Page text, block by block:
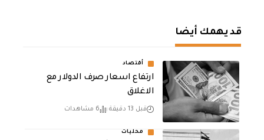
قد يهمك أيضا
أقتصاد
ارتفاع اسعار صرف الدولار مع
الاغلاق
قبل 13 دقيقة 6 مشاهدات
محليات